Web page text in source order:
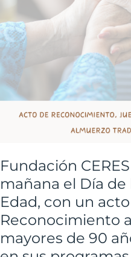
Fundación
mañana el Día de
Edad, con un
Reconocimiento
mayores de 90
Reconocimiento
a
todas
las
personas
que
participan
en
sus
programas,